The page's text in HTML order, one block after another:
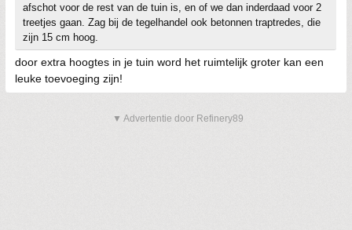
afschot voor de rest van de tuin is, en of we dan inderdaad voor 2
treetjes gaan. Zag bij de tegelhandel ook betonnen traptredes, die
zijn 15 cm hoog.
door extra hoogtes in je tuin word het ruimtelijk groter kan een
leuke toevoeging zijn!
▼ Advertentie door Refinery89